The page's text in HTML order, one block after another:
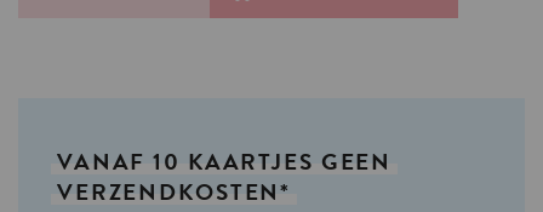
VANAF 10 KAARTJES GEEN
VERZENDKOSTEN*